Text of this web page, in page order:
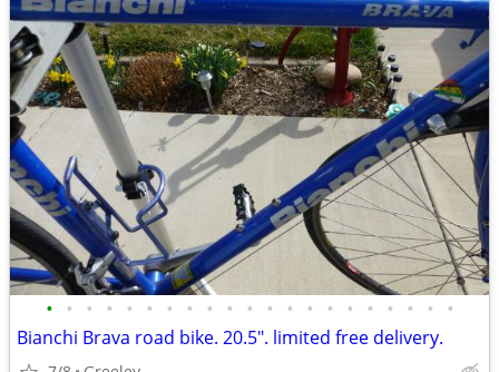
• • • • • • • • • • • • • • • • • • • • •
Bianchi Brava road bike. 20.5". limited free delivery.